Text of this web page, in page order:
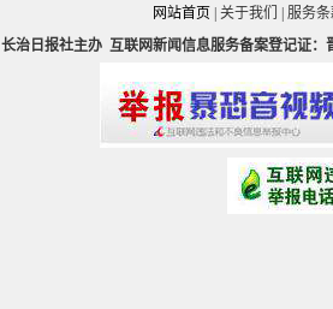
网站首页 关于我们
服务
长治日报社主办 互联网新闻信息服务备案登记证：